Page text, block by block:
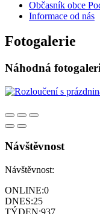
Občasník obce
Informace od nás
Fotogalerie
Náhodná
Návštěvnost
Návštěvnost:
ONLINE:0
DNES:25
TÝDEN:937